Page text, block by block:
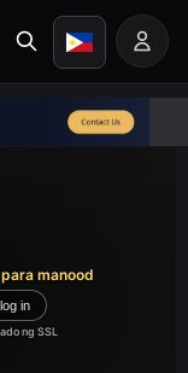
manood
in
ng SSL